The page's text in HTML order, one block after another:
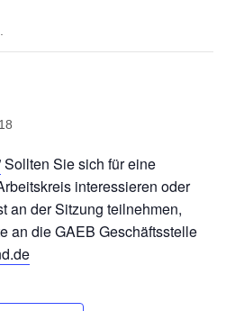
Sollten Sie sich für eine
interessieren oder
an der Sitzung teilnehmen,
an die GAEB Geschäftsstelle